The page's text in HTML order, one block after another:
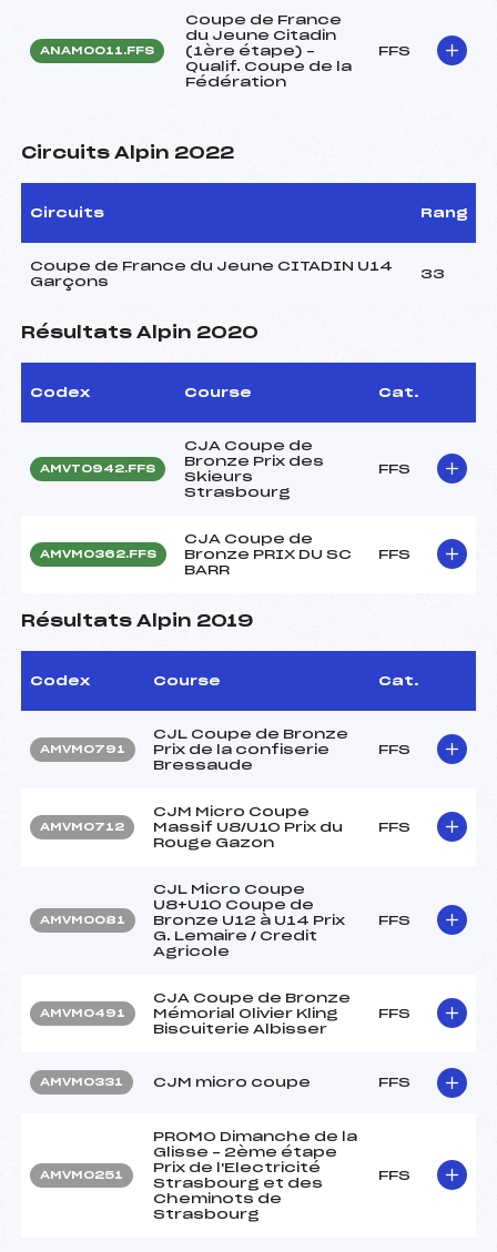
ANAM0011.FFS
Coupe de France
du Jeune Citadin
(1ère étape) –
Qualif. Coupe de la
Fédération
FFS
Circuits Alpin 2022
Circuits Rang
Coupe de France du Jeune CITADIN U14
Garçons
33
Résultats Alpin 2020
Codex Course Cat.
AMVT0942.FFS
CJA Coupe de
Bronze Prix des
Skieurs
Strasbourg
FFS
AMVM0362.FFS
CJA Coupe de
Bronze PRIX DU SC
BARR
FFS
Résultats Alpin 2019
Codex Course Cat.
AMVM0791
CJL Coupe de Bronze
Prix de la confiserie
Bressaude
FFS
AMVM0712
CJM Micro Coupe
Massif U8/U10 Prix du
Rouge Gazon
FFS
AMVM0081
CJL Micro Coupe
U8+U10 Coupe de
Bronze U12 à U14 Prix
G. Lemaire / Credit
Agricole
FFS
AMVM0491
CJA Coupe de Bronze
Mémorial Olivier Kling
Biscuiterie Albisser
FFS
AMVM0331 CJM micro coupe FFS
AMVM0251
PROMO Dimanche de la
Glisse – 2ème étape
Prix de l'Electricité
Strasbourg et des
Cheminots de
Strasbourg
FFS